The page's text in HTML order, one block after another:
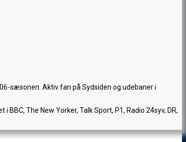
sæsonen. Aktiv fan på Sydsiden og udebaner i
The New Yorker, Talk Sport, P1, Radio 24syv, DR,